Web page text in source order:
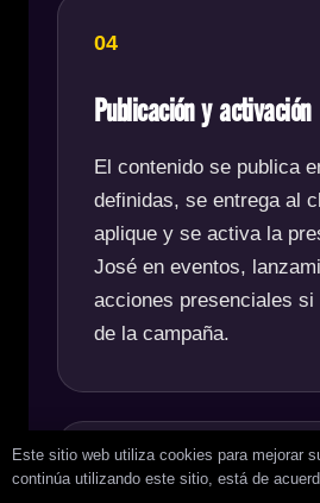
04
Publicación y activación
El contenido se publica
definidas, se entrega al
aplique y se activa la
José en eventos,
acciones presenciales si
de la campaña.
05
Este sitio web utiliza cookies para mejorar
continúa utilizando este sitio, está de